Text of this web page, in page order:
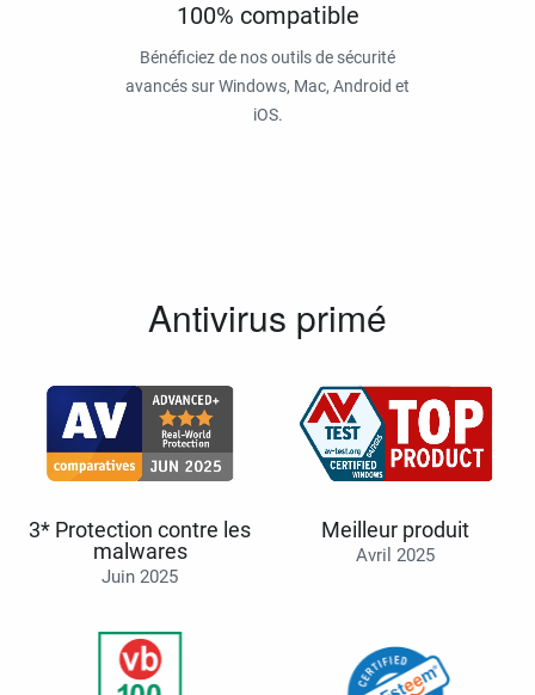
100% compatible
Bénéficiez de nos outils de sécurité
avancés sur Windows, Mac, Android et
iOS.
Antivirus primé
3* Protection contre les
malwares
Juin 2025
Meilleur produit
Avril 2025